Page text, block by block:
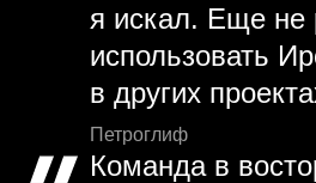
я искал. Еще не
использовать
в других
Петроглиф
Команда в